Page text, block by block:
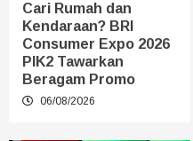
Cari Rumah dan
Kendaraan? BRI
Consumer Expo 2026
PIK2 Tawarkan
Beragam Promo
06/08/2026